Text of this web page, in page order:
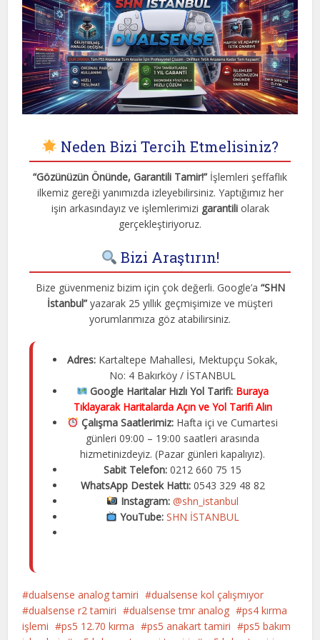
Neden Bizi Tercih Etmelisiniz?
“Gözünüzün Önünde, Garantili Tamir!” İşlemleri şeffaflık
ilkemiz gereği yanımızda izleyebilirsiniz. Yaptığımız her
işin arkasındayız ve işlemlerimizi garantiliolarak
gerçekleştiriyoruz.
Bizi Araştırın!
Bize güvenmeniz bizim için çok değerli. Google’a “SHN
İstanbul” yazarak 25 yıllık geçmişimize ve müşteri
yorumlarımıza göz atabilirsiniz.
Adres: Kartaltepe Mahallesi, Mektupçu Sokak,
No: 4 Bakırköy / İSTANBUL
Google Haritalar Hızlı Yol Tarifi: Buraya
Tıklayarak Haritalarda Açın ve Yol Tarifi Alın
Çalışma Saatlerimiz:Hafta içi ve Cumartesi
günleri 09:00 – 19:00 saatleri arasında
hizmetinizdeyiz. (Pazar günleri kapalıyız).
Sabit Telefon: 0212 660 75 15
WhatsApp Destek Hattı:0543 329 48 82
Instagram: @shn_istanbul
YouTube: SHN İSTANBUL
dualsense analog tamiri
dualsense kol çalışmıyor
dualsense r2 tamiri
dualsense tmr analog
ps4 kırma
işlemi
ps5 12.70 kırma ps5 anakart tamiri
ps5 bakım